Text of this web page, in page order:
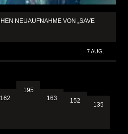
NEUAUFNAHME VON „SAVE
7 AUG.
162
195
163 152
135